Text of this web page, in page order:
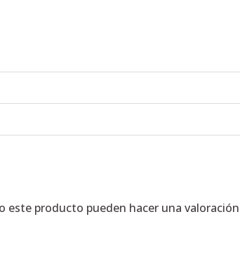
este producto pueden hacer una